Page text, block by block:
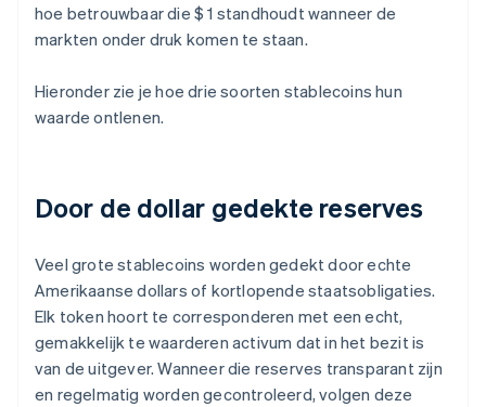
hoe betrouwbaar die $ 1 standhoudt wanneer de
markten onder druk komen te staan.
Hieronder zie je hoe drie soorten stablecoins hun
waarde ontlenen.
Door de dollar gedekte reserves
Veel grote stablecoins worden gedekt door echte
Amerikaanse dollars of kortlopende staatsobligaties.
Elk token hoort te corresponderen met een echt,
gemakkelijk te waarderen activum dat in het bezit is
van de uitgever. Wanneer die reserves transparant zijn
en regelmatig worden gecontroleerd, volgen deze